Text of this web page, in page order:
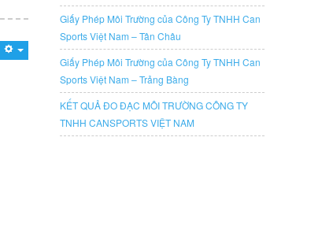
Giấy Phép Môi Trường của Công Ty TNHH Can
Sports Việt Nam – Tân Châu
Giấy Phép Môi Trường của Công Ty TNHH Can
Sports Việt Nam – Trảng Bàng
KẾT QUẢ ĐO ĐẠC MÔI TRƯỜNG CÔNG TY
TNHH CANSPORTS VIỆT NAM